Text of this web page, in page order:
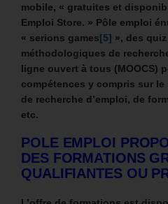
mobile, « gratuites et
Emploi Store. » Pôle emploi
« serions games[5] », des
méthodologiques de
ligne ouvert à tous (MOOCS)
compétences y compris sur
de recherche d’emploi, de
etc.
POLE EMPLOI
DES FORMATIONS
QUALIFIANTES OU